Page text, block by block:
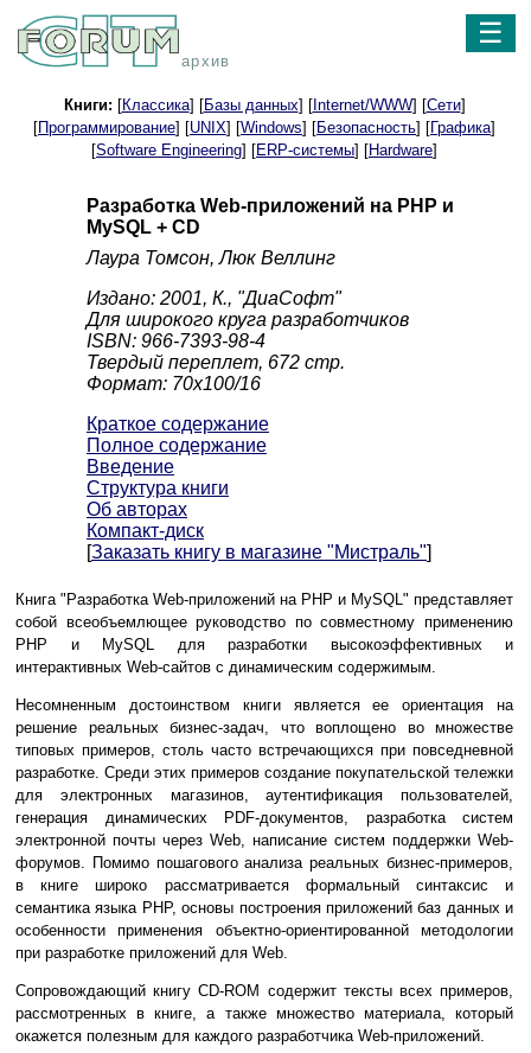
архив
☰
Книги: [Классика] [Базы данных] [Internet/WWW] [Сети]
[Программирование] [UNIX] [Windows] [Безопасность] [Графика]
[Software Engineering] [ERP-системы] [Hardware]
Разработка Web-приложений на РНР и
MySQL + CD
Лаура Томсон, Люк Веллинг
Издано: 2001, К., "ДиаСофт"
Для широкого круга разработчиков
ISBN: 966-7393-98-4
Твердый переплет, 672 стр.
Формат: 70x100/16
Краткое содержание
Полное содержание
Введение
Структура книги
Об авторах
Компакт-диск
[Заказать книгу в магазине "Мистраль"]
Книга "Разработка Web-приложений на РНР и MySQL" представляет
собой всеобъемлющее руководство по совместному применению
РНР и MySQL для разработки высокоэффективных и
интерактивных Web-сайтов с динамическим содержимым.
Несомненным достоинством книги является ее ориентация на
решение реальных бизнес-задач, что воплощено во множестве
типовых примеров, столь часто встречающихся при повседневной
разработке. Среди этих примеров создание покупательской тележки
для электронных магазинов, аутентификация пользователей,
генерация динамических PDF-документов, разработка систем
электронной почты через Web, написание систем поддержки Web-
форумов. Помимо пошагового анализа реальных бизнес-примеров,
в книге широко рассматривается формальный синтаксис и
семантика языка РНР, основы построения приложений баз данных и
особенности применения объектно-ориентированной методологии
при разработке приложений для Web.
Сопровождающий книгу CD-ROM содержит тексты всех примеров,
рассмотренных в книге, а также множество материала, который
окажется полезным для каждого разработчика Web-приложений.